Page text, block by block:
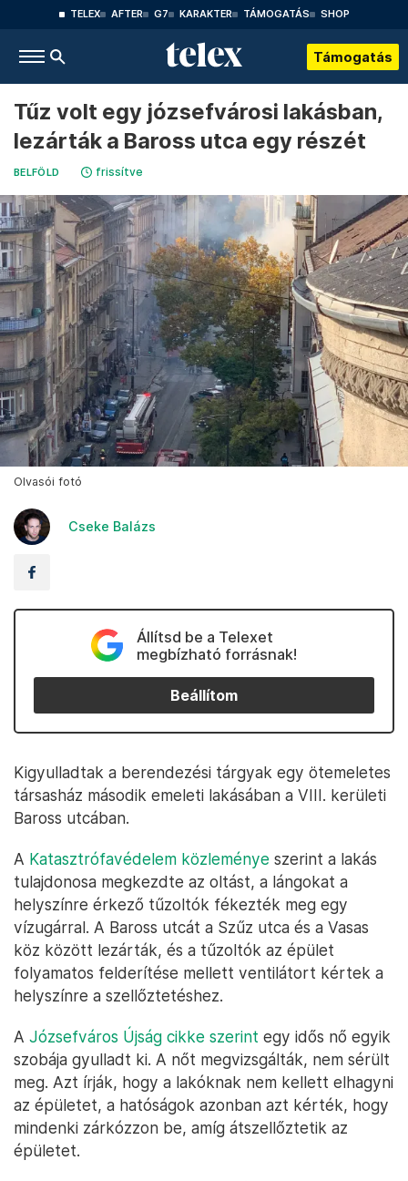
TELEX AFTER G7 KARAKTER TÁMOGATÁS SHOP
Támogatás
Tűz volt egy józsefvárosi lakásban,
lezárták a Baross utca egy részét
BELFÖLD frissítve
Olvasói fotó
Cseke Balázs
Állítsd be a Telexet
megbízható forrásnak!
Beállítom
Kigyulladtak a berendezési tárgyak egy ötemeletes
társasház második emeleti lakásában a VIII. kerületi
Baross utcában.
A Katasztrófavédelem közleménye szerint a lakás
tulajdonosa megkezdte az oltást, a lángokat a
helyszínre érkező tűzoltók fékezték meg egy
vízugárral. A Baross utcát a Szűz utca és a Vasas
köz között lezárták, és a tűzoltók az épület
folyamatos felderítése mellett ventilátort kértek a
helyszínre a szellőztetéshez.
A Józsefváros Újság cikke szerint egy idős nő egyik
szobája gyulladt ki. A nőt megvizsgálták, nem sérült
meg. Azt írják, hogy a lakóknak nem kellett elhagyni
az épületet, a hatóságok azonban azt kérték, hogy
mindenki zárkózzon be, amíg átszellőztetik az
épületet.